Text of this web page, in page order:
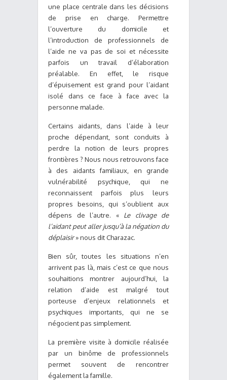
une place centrale dans les décisions
de prise en charge. Permettre
l’ouverture du domicile et
l’introduction de professionnels de
l’aide ne va pas de soi et nécessite
parfois un travail d’élaboration
préalable. En effet, le risque
d’épuisement est grand pour l’aidant
isolé dans ce face à face avec la
personne malade.
Certains aidants, dans l’aide à leur
proche dépendant, sont conduits à
perdre la notion de leurs propres
frontières ? Nous nous retrouvons face
à des aidants familiaux, en grande
vulnérabilité psychique, qui ne
reconnaissent parfois plus leurs
propres besoins, qui s’oublient aux
dépens de l’autre. « Le clivage de
l’aidant peut aller jusqu’à la négation du
déplaisir» nous dit Charazac.
Bien sûr, toutes les situations n’en
arrivent pas là, mais c’est ce que nous
souhaitions montrer aujourd’hui, la
relation d’aide est malgré tout
porteuse d’enjeux relationnels et
psychiques importants, qui ne se
négocient pas simplement.
La première visite à domicile réalisée
par un binôme de professionnels
permet souvent de rencontrer
également la famille.